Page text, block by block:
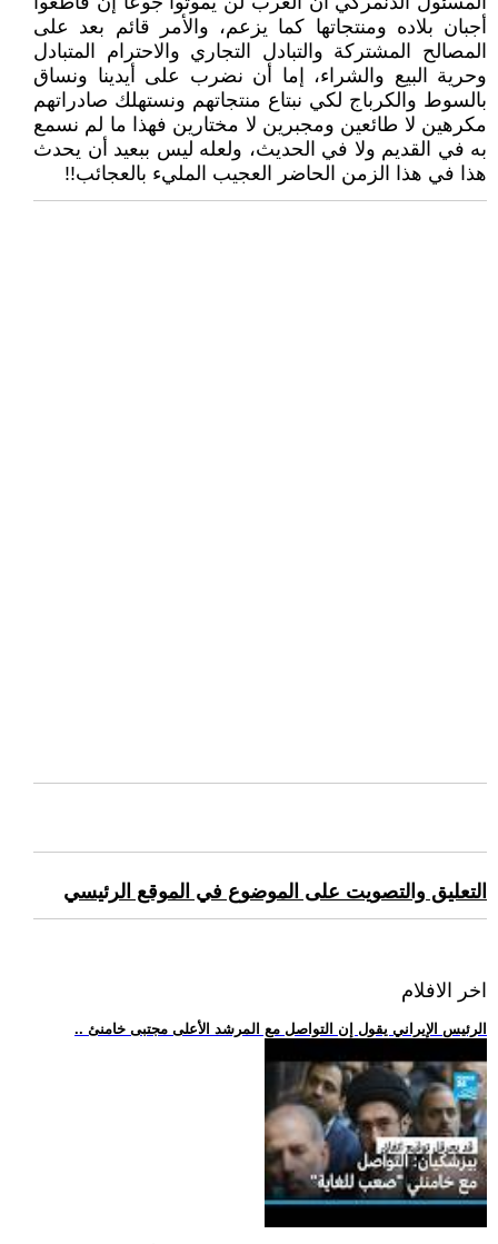
أجبان بلاده ومنتجاتها كما يزعم، والأمر قائم بعد على
المصالح المشتركة والتبادل التجاري والاحترام المتبادل
وحرية البيع والشراء، إما أن نضرب على أيدينا ونساق
بالسوط والكرباج لكي نبتاع منتجاتهم ونستهلك صادراتهم
مكرهين لا طائعين ومجبرين لا مختارين فهذا ما لم نسمع
به في القديم ولا في الحديث، ولعله ليس ببعيد أن يحدث
هذا في هذا الزمن الحاضر العجيب المليء بالعجائب!!
التعليق والتصويت على الموضوع في الموقع الرئيسي
اخر الافلام
.. الرئيس الإيراني يقول إن التواصل مع المرشد الأعلى مجتبى خامنئ